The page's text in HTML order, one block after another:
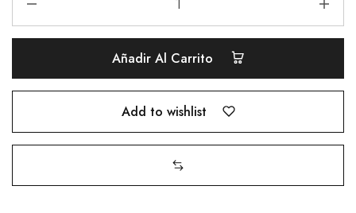
DESECHABLE
quantity
Añadir Al Carrito
Add to wishlist